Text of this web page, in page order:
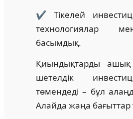
✔️ Тікелей
технологиялар
басымдық.
Қиындықтарды ашық
шетелдік
төмендеді – бұл
Алайда жаңа